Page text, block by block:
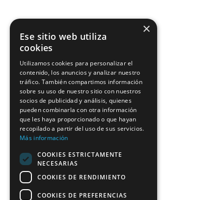
×
Ese sitio web utiliza
cookies
Utilizamos cookies para personalizar el
contenido, los anuncios y analizar nuestro
tráfico. También compartimos información
sobre su uso de nuestro sitio con nuestros
socios de publicidad y análisis, quienes
pueden combinarla con otra información
que les haya proporcionado o que hayan
recopilado a partir del uso de sus servicios.
Más información
COOKIES ESTRICTAMENTE
NECESARIAS
COOKIES DE RENDIMIENTO
COOKIES DE PREFERENCIAS